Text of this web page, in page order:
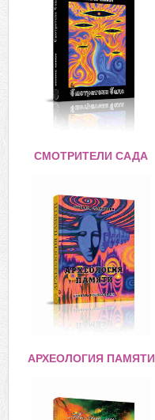
СМОТРИТЕЛИ САДА
АРХЕОЛОГИЯ ПАМЯТИ